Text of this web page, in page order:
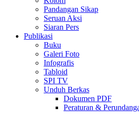
Pandangan Sikap
Seruan Aksi
Siaran Pers
Publikasi
Buku
Galeri Foto
Infografis
Tabloid
SPI TV
Unduh Berkas
Dokumen PDF
Peraturan &